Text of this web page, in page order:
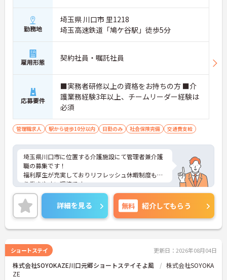
勤務地
埼玉県 川口市 里1218
埼玉高速鉄道「鳩ケ谷駅」徒歩5分
雇用形態 契約社員・嘱託社員
応募要件
■実務者研修以上の資格をお持ちの方 ■介
護業務経験3年以上、チームリーダー経験は
必須
管理職求人 駅から徒歩10分以内 日勤のみ 社会保険完備 交通費支給
埼玉県川口市に位置する介護施設にて管理者兼介護
職の募集です！
福利厚生が充実しておりリフレッシュ休暇制度もあ
り働きやすい環境です。
ご興味ある方には、面接対策ポイントなど、さらに
詳細をお話しいたしますのでお気軽にご相談くださ
い！
詳細を見る 無料 紹介してもらう
ショートステイ 更新日：2026年08月04日
株式会社SOYOKAZE川口元郷ショートステイそよ風
株式会社SOYOKA
ZE